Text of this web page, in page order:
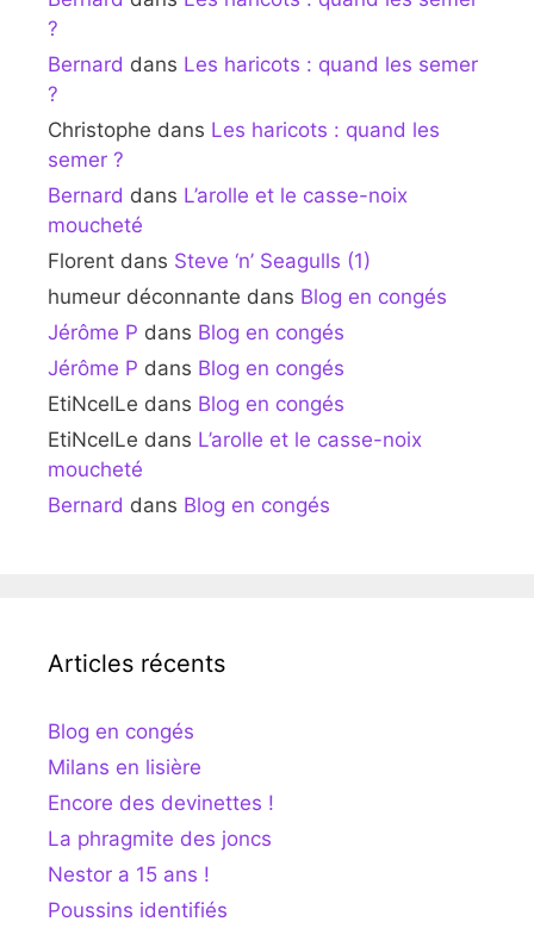
?
Bernard dans Les haricots : quand les semer
?
Christophe dans Les haricots : quand les
semer ?
Bernard dans L’arolle et le casse-noix
moucheté
Florent dans Steve ‘n’ Seagulls (1)
humeur déconnante dans Blog en congés
Jérôme P dans Blog en congés
Jérôme P dans Blog en congés
EtiNcelLe dans Blog en congés
EtiNcelLe dans L’arolle et le casse-noix
moucheté
Bernard dans Blog en congés
Articles récents
Blog en congés
Milans en lisière
Encore des devinettes !
La phragmite des joncs
Nestor a 15 ans !
Poussins identifiés